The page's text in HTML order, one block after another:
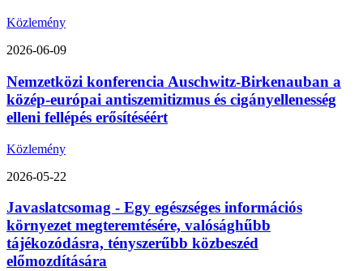
Közlemény
2026-06-09
Nemzetközi konferencia Auschwitz-Birkenauban a
közép-európai antiszemitizmus és cigányellenesség
elleni fellépés erősítéséért
Közlemény
2026-05-22
Javaslatcsomag - Egy egészséges információs
környezet megteremtésére, valósághűbb
tájékozódásra, tényszerűbb közbeszéd
előmozdítására